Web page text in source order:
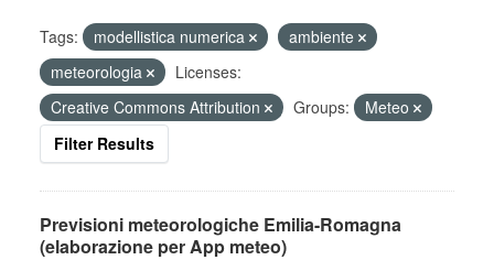
Tags: modellistica numerica
ambiente
meteorologia
Licenses:
Creative Commons Attribution
Groups:
Meteo
Filter Results
Previsioni meteorologiche Emilia-Romagna
(elaborazione per App meteo)